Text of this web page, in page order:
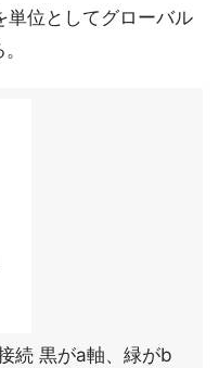
単位としてグローバル
続 黒がa軸、緑がb